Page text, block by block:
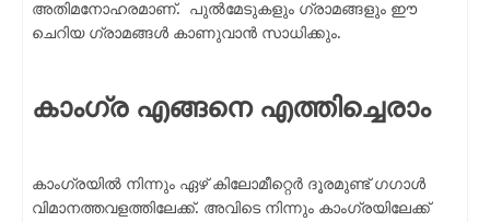
അതിമനോഹരമാണ്. പുൽമേടുകളും ഗ്രാമങ്ങളും ഈ
ചെറിയ ഗ്രാമങ്ങൾ കാണുവാൻ സാധിക്കും.
കാംഗ്ര എങ്ങനെ എത്തിച്ചെരാം
കാംഗ്രയിൽ നിന്നും ഏഴ് കിലോമീറ്റെർ ദൂരമുണ്ട് ഗഗാൾ
വിമാനത്തവളത്തിലേക്ക്. അവിടെ നിന്നും കാംഗ്രയിലേക്ക്